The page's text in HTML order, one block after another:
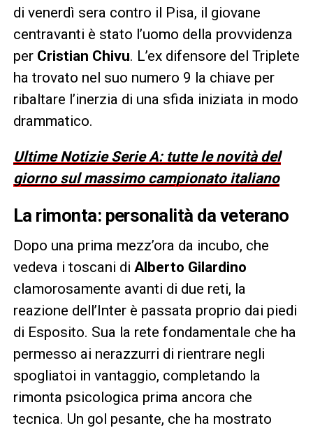
di venerdì sera contro il Pisa, il giovane
centravanti è stato l’uomo della provvidenza
per Cristian Chivu. L’ex difensore del Triplete
ha trovato nel suo numero 9 la chiave per
ribaltare l’inerzia di una sfida iniziata in modo
drammatico.
Ultime Notizie Serie A: tutte le novità del
giorno sul massimo campionato italiano
La rimonta: personalità da veterano
Dopo una prima mezz’ora da incubo, che
vedeva i toscani di Alberto Gilardino
clamorosamente avanti di due reti, la
reazione dell’Inter è passata proprio dai piedi
di Esposito. Sua la rete fondamentale che ha
permesso ai nerazzurri di rientrare negli
spogliatoi in vantaggio, completando la
rimonta psicologica prima ancora che
tecnica. Un gol pesante, che ha mostrato